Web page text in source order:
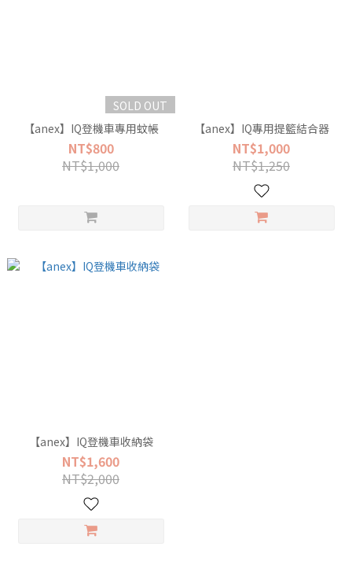
SOLD OUT
【anex】IQ登機車專用蚊帳
NT$800
NT$1,000
【anex】IQ專用提籃結合器
NT$1,000
NT$1,250
【anex】IQ登機車收納袋
NT$1,600
NT$2,000